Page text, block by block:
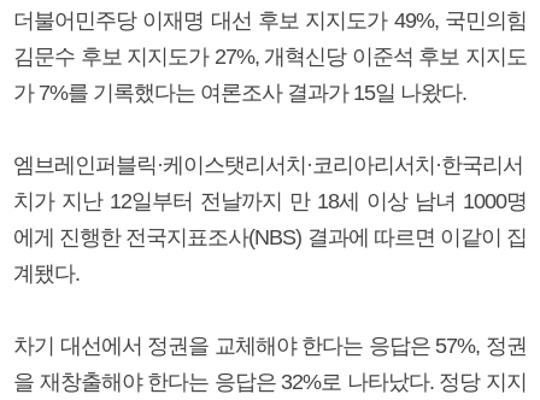
더불어민주당 이재명 대선 후보 지지도가 49%, 국민의힘
김문수 후보 지지도가 27%, 개혁신당 이준석 후보 지지도
가 7%를 기록했다는 여론조사 결과가 15일 나왔다.
엠브레인퍼블릭·케이스탯리서치·코리아리서치·한국리서
치가 지난 12일부터 전날까지 만 18세 이상 남녀 1000명
에게 진행한 전국지표조사(NBS) 결과에 따르면 이같이 집
계됐다.
차기 대선에서 정권을 교체해야 한다는 응답은 57%, 정권
을 재창출해야 한다는 응답은 32%로 나타났다. 정당 지지